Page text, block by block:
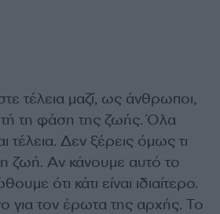
τέλεια μαζί, ως άνθρωποι,
τη φάση της ζωής. Όλα
τέλεια. Δεν ξέρεις όμως τι
ζωή. Αν κάνουμε αυτό το
ότι κάτι είναι ιδιαίτερο.
για τον έρωτα της αρχής. Το